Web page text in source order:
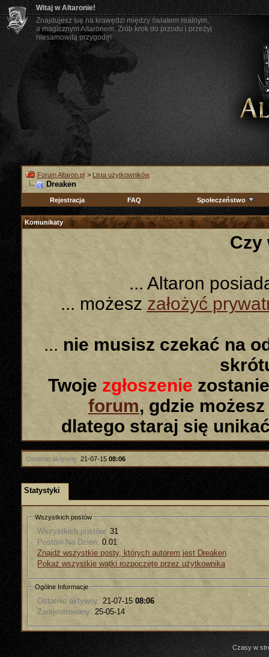
Witaj w Altaronie!
Znajdujesz się na krawędzi między światem realnym,
a magicznym Altaronem. Zrób krok do przodu i przeżyj
niesamowitą przygodę!
Forum Altaron.pl > Lista użytkowników
Dreaken
Rejestracja FAQ Społeczeństwo
Komunikaty
Czy
... Altaron
... możeszzałożyć
... nie musisz czekać na
Twoje zgłoszenie
forum, gdzie
dlatego staraj się
Ostatnio aktywny: 21-07-15 08:06
Statystyki
Wszystkich postów
Wszystkich postów: 31
Postów Na Dzień: 0.01
Znajdź wszystkie posty, których autorem jest Dreaken
Pokaż wszystkie wątki rozpoczęte przez użytkownika
Ogólne Informacje
Ostatnio aktywny: 21-07-15 08:06
Zarejestrowany: 25-05-14
Czasy w